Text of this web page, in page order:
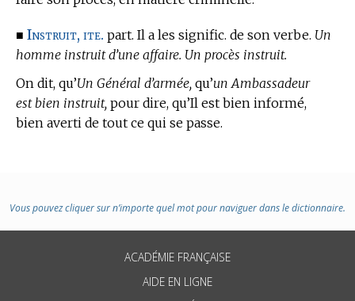
■ Instruit, ite. part. Il a les signific. de son verbe. Un
homme instruit d’une affaire. Un procès instruit.
On dit, qu’Un Général d’armée, qu’un Ambassadeur
est bien instruit, pour dire, qu’Il est bien informé,
bien averti de tout ce qui se passe.
Vous pouvez cliquer sur n’importe quel mot pour naviguer dans le dictionnaire.
ACADÉMIE FRANÇAISE
AIDE EN LIGNE